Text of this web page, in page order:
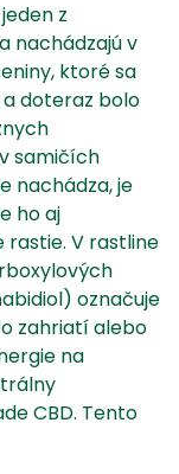
z
nachádzajú v
ktoré sa
doteraz bolo
samičích
nachádza, je
ho aj
V rastline
označuje
zahriatí alebo
na
CBD. Tento